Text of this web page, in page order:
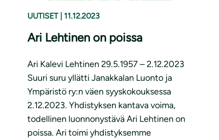
UUTISET 11.12.2023
Ari Lehtinen on poissa
Ari Kalevi Lehtinen 29.5.1957 – 2.12.2023
Suuri suru yllätti Janakkalan Luonto ja
Ympäristö ry:n väen syyskokouksessa
2.12.2023. Yhdistyksen kantava voima,
todellinen luonnonystävä Ari Lehtinen on
poissa. Ari toimi yhdistyksemme